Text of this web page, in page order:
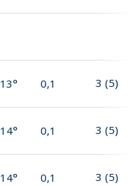
13° 0,1 3 (5)
14° 0,1 3 (5)
14° 0,1 3 (5)